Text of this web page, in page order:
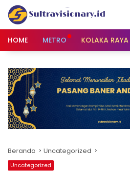
Langsung
konten
HOME
METRO KOLAKA RAYA
Beranda Uncategorized
Uncategorized